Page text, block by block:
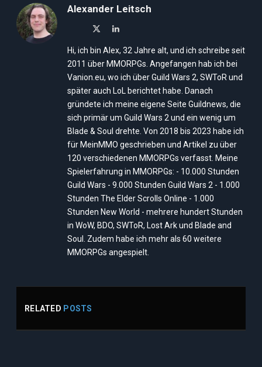
Alexander Leitsch
LinkedIn
Hi, ich bin Alex, 32 Jahre alt, und ich schreibe seit
2011 über MMORPGs. Angefangen hab ich bei
Vanion.eu, wo ich über Guild Wars 2, SWToR und
später auch LoL berichtet habe. Danach
gründete ich meine eigene Seite Guildnews, die
sich primär um Guild Wars 2 und ein wenig um
Blade & Soul drehte. Von 2018 bis 2023 habe ich
für MeinMMO geschrieben und Artikel zu über
120 verschiedenen MMORPGs verfasst. Meine
Spielerfahrung in MMORPGs: - 10.000 Stunden
Guild Wars - 9.000 Stunden Guild Wars 2 - 1.000
Stunden The Elder Scrolls Online - 1.000
Stunden New World - mehrere hundert Stunden
in WoW, BDO, SWToR, Lost Ark und Blade and
Soul. Zudem habe ich mehr als 60 weitere
MMORPGs angespielt.
RELATED POSTS